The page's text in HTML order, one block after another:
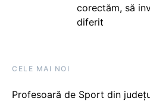
corectăm, să
diferit
CELE MAI NOI
Profesoară de Sport din